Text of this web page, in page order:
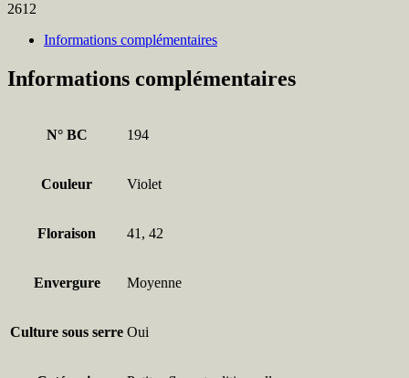
2612
Informations complémentaires
Informations complémentaires
N° BC 194
Couleur Violet
Floraison 41, 42
Envergure Moyenne
Culture sous serre Oui